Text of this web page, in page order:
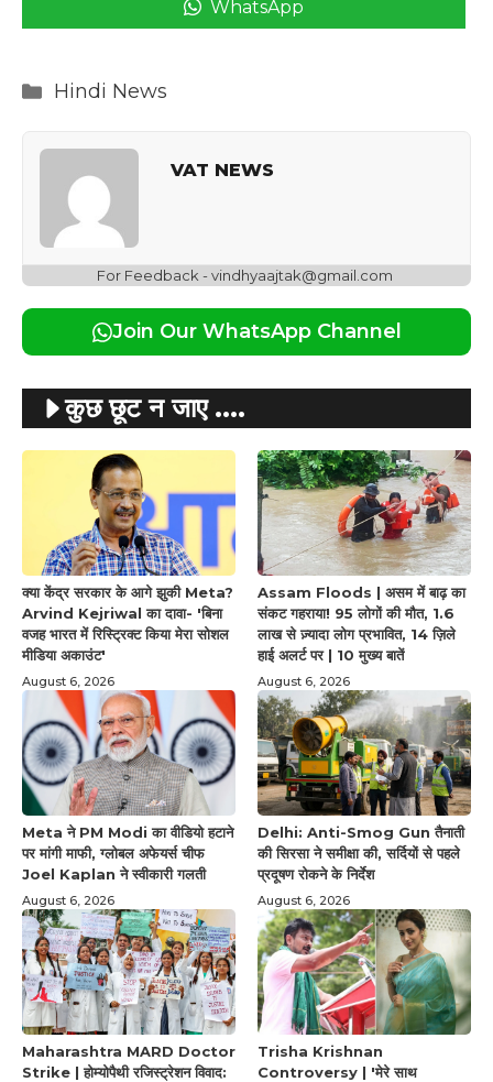
WhatsApp
Categories
Hindi News
VAT NEWS
For Feedback - vindhyaajtak@gmail.com
Join Our WhatsApp Channel
कुछ छूट न जाए ....
क्या केंद्र सरकार के आगे झुकी Meta?
Arvind Kejriwal का दावा- 'बिना
वजह भारत में रिस्ट्रिक्ट किया मेरा सोशल
मीडिया अकाउंट'
August 6, 2026
Assam Floods | असम में बाढ़ का
संकट गहराया! 95 लोगों की मौत, 1.6
लाख से ज़्यादा लोग प्रभावित, 14 ज़िले
हाई अलर्ट पर | 10 मुख्य बातें
August 6, 2026
Meta ने PM Modi का वीडियो हटाने
पर मांगी माफी, ग्लोबल अफेयर्स चीफ
Joel Kaplan ने स्वीकारी गलती
August 6, 2026
Delhi: Anti-Smog Gun तैनाती
की सिरसा ने समीक्षा की, सर्दियों से पहले
प्रदूषण रोकने के निर्देश
August 6, 2026
Maharashtra MARD Doctor
Strike | होम्योपैथी रजिस्ट्रेशन विवाद:
Trisha Krishnan
Controversy | 'मेरे साथ